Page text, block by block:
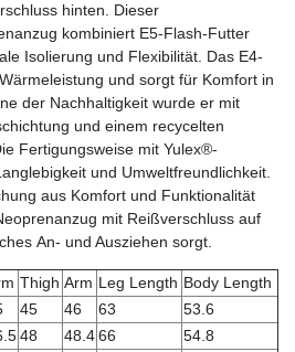
hinten. Dieser
kombiniert E5-Flash-Futter
Isolierung und Flexibilität. Das E4-
und sorgt für Komfort in
der Nachhaltigkeit wurde er mit
und einem recycelten
Fertigungsweise mit Yulex®-
und Umweltfreundlichkeit.
aus Komfort und Funktionalität
mit Reißverschluss auf
An- und Ausziehen sorgt.
Thigh Arm Leg Length Body Length
45 46 63
53.6
48 48.466
54.8